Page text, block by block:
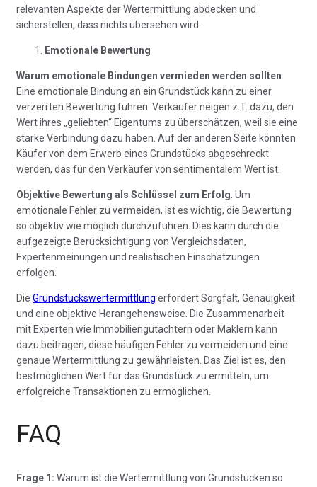
relevanten Aspekte der Wertermittlung abdecken und
sicherstellen, dass nichts übersehen wird.
Emotionale Bewertung
Warum emotionale Bindungen vermieden werden sollten:
Eine emotionale Bindung an ein Grundstück kann zu einer
verzerrten Bewertung führen. Verkäufer neigen z.T. dazu, den
Wert ihres „geliebten“ Eigentums zu überschätzen, weil sie eine
starke Verbindung dazu haben. Auf der anderen Seite könnten
Käufer von dem Erwerb eines Grundstücks abgeschreckt
werden, das für den Verkäufer von sentimentalem Wert ist.
Objektive Bewertung als Schlüssel zum Erfolg: Um
emotionale Fehler zu vermeiden, ist es wichtig, die Bewertung
so objektiv wie möglich durchzuführen. Dies kann durch die
aufgezeigte Berücksichtigung von Vergleichsdaten,
Expertenmeinungen und realistischen Einschätzungen
erfolgen.
Die Grundstückswertermittlung erfordert Sorgfalt, Genauigkeit
und eine objektive Herangehensweise. Die Zusammenarbeit
mit Experten wie Immobiliengutachtern oder Maklern kann
dazu beitragen, diese häufigen Fehler zu vermeiden und eine
genaue Wertermittlung zu gewährleisten. Das Ziel ist es, den
bestmöglichen Wert für das Grundstück zu ermitteln, um
erfolgreiche Transaktionen zu ermöglichen.
FAQ
Frage 1: Warum ist die Wertermittlung von Grundstücken so